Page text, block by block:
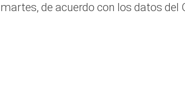
de acuerdo con los datos del